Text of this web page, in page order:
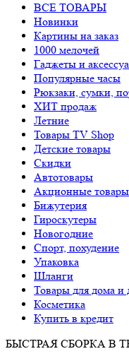
ВСЕ ТОВАРЫ
Новинки
Картины на заказ
1000 мелочей
Гаджеты и
Популярные часы
Рюкзаки, сумки,
ХИТ продаж
Летние
Товары TV Shop
Детские товары
Cкидки
Автотовары
Акционные товары
Бижутерия
Гироскутеры
Новогодние
Спорт, похудение
Упаковка
Шланги
Товары для дома и
Косметика
Купить в кредит
БЫСТРАЯ СБОРКА В